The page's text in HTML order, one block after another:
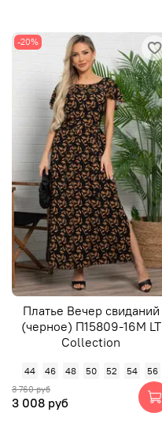
-20%
Платье Вечер свиданий
(черное) П15809-16М LT
Collection
44 46 48 50 52 54 56
3 760 руб
3 008 руб